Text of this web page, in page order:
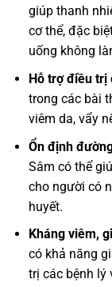
giúp thanh
cơ thể, đặc
uống không
Hỗ trợ điều trị
trong các bài
viêm da, vẩy
Ổn định
Sâm có thể
cho người có
huyết.
Kháng viêm,
có khả năng
trị các bệnh lý